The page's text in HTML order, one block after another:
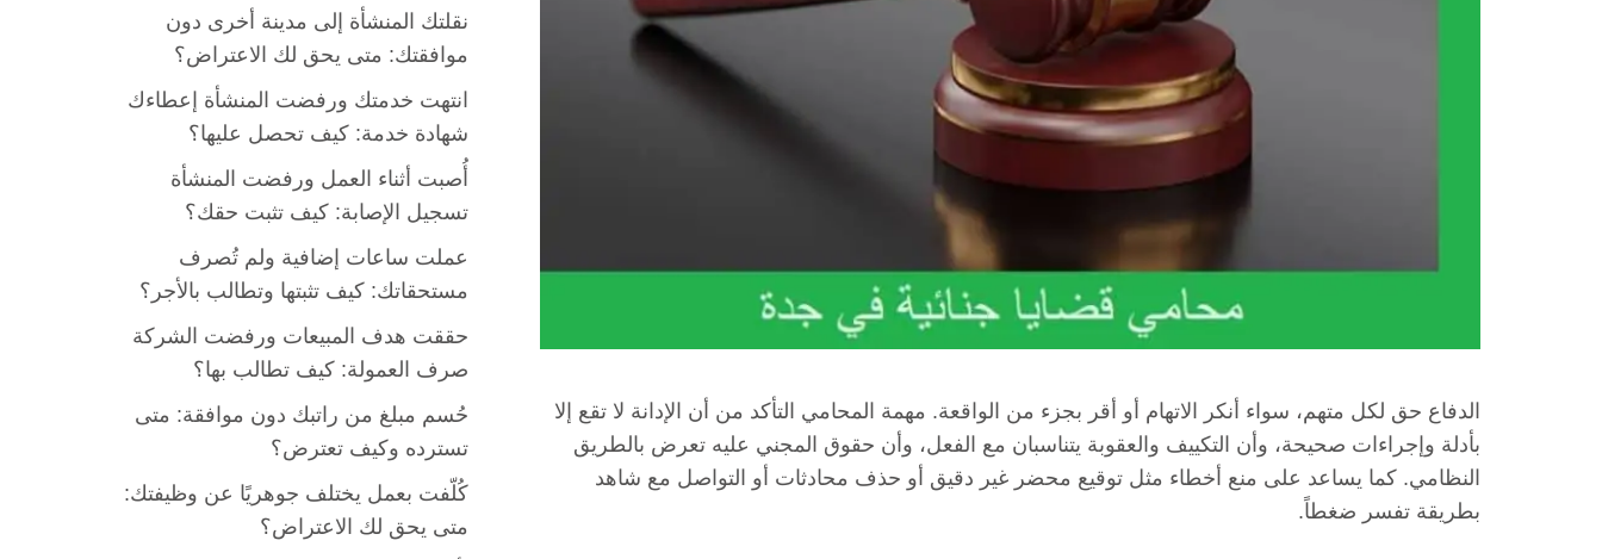
الدفاع حق لكل متهم، سواء أنكر الاتهام أو أقر بجزء من الواقعة. مهمة المحامي التأكد من أن الإدانة لا تقع إلا
بأدلة وإجراءات صحيحة، وأن التكييف والعقوبة يتناسبان مع الفعل، وأن حقوق المجني عليه تعرض بالطريق
النظامي. كما يساعد على منع أخطاء مثل توقيع محضر غير دقيق أو حذف محادثات أو التواصل مع شاهد
بطريقة تفسر ضغطاً.
نقلتك المنشأة إلى مدينة أخرى دون
موافقتك: متى يحق لك الاعتراض؟
انتهت خدمتك ورفضت المنشأة إعطاءك
شهادة خدمة: كيف تحصل عليها؟
أُصبت أثناء العمل ورفضت المنشأة
تسجيل الإصابة: كيف تثبت حقك؟
عملت ساعات إضافية ولم تُصرف
مستحقاتك: كيف تثبتها وتطالب بالأجر؟
حققت هدف المبيعات ورفضت الشركة
صرف العمولة: كيف تطالب بها؟
حُسم مبلغ من راتبك دون موافقة: متى
تسترده وكيف تعترض؟
كُلّفت بعمل يختلف جوهريًا عن وظيفتك:
متى يحق لك الاعتراض؟